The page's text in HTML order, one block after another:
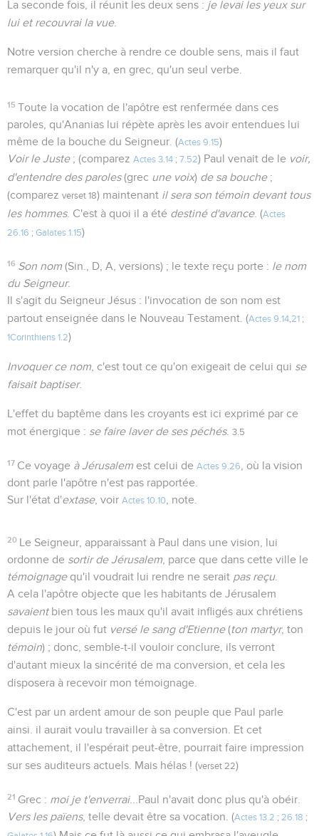
La seconde fois, il réunit les deux sens : je levai les yeux sur
lui et recouvrai la vue.
Notre version cherche à rendre ce double sens, mais il faut
remarquer qu'il n'y a, en grec, qu'un seul verbe.
15 Toute la vocation de l'apôtre est renfermée dans ces
paroles, qu'Ananias lui répète après les avoir entendues lui
même de la bouche du Seigneur. (Actes 9.15)
Voir le Juste; (comparez Actes 3.14 ; 7.52) Paul venait de le voir,
d'entendre des paroles(grec une voix) de sa bouche;
(comparez verset 18) maintenant il sera son témoin devant tous
les hommes. C'est à quoi il a été destiné d'avance. (Actes
26.16 ; Galates 1.15)
16 Son nom (Sin., D, A, versions) ; le texte reçu porte : le nom
du Seigneur.
Il s'agit du Seigneur Jésus : l'invocation de son nom est
partout enseignée dans le Nouveau Testament. (Actes 9.14 21 ;
1Corinthiens 1.2)
Invoquer ce nom , c'est tout ce qu'on exigeait de celui qui se
faisait baptiser.
L'effet du baptême dans les croyants est ici exprimé par ce
mot énergique : se faire laver de ses péchés. 3.5
17 Ce voyage à Jérusalem est celui deActes 9.26
, où la vision
dont parle l'apôtre n'est pas rapportée.
Sur l'état d'extase, voir Actes 10.10 , note.
20 Le Seigneur, apparaissant à Paul dans une vision, lui
ordonne de sortir de Jérusalem , parce que dans cette ville le
témoignagequ'il voudrait lui rendre ne serait pas reçu.
A cela l'apôtre objecte que les habitants de Jérusalem
savaientbien tous les maux qu'il avait infligés aux chrétiens
depuis le jour où fut versé le sang d'Etienne(ton martyr, ton
témoin) ; donc, semble-t-il vouloir conclure, ils verront
d'autant mieux la sincérité de ma conversion, et cela les
disposera à recevoir mon témoignage.
C'est par un ardent amour de son peuple que Paul parle
ainsi. il aurait voulu travailler à sa conversion. Et cet
attachement, il l'espérait peut-être, pourrait faire impression
sur ses auditeurs actuels. Mais hélas ! (verset 22)
21 Grec : moi je t'enverrai...Paul n'avait donc plus qu'à obéir.
Vers les païens, telle devait être sa vocation. (Actes 13.2 ; 26.18 ;